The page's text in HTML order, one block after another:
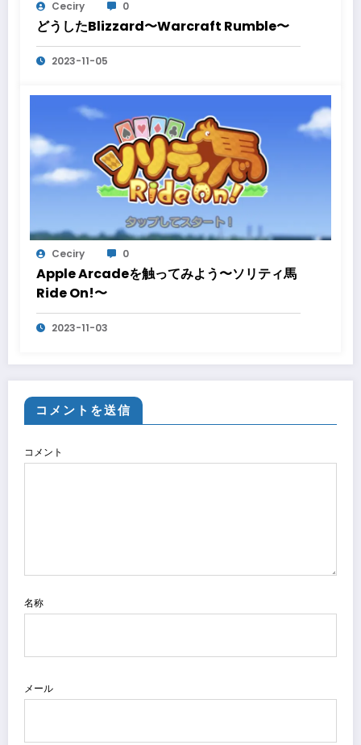
Ceciry 0
どうしたBlizzard〜Warcraft Rumble〜
2023-11-05
Ceciry 0
Apple Arcadeを触ってみよう〜ソリティ馬
Ride On!〜
2023-11-03
コメントを送信
コメント
名称
メール